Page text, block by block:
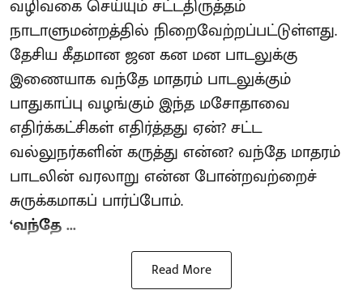
வழிவகை செய்யும் சட்டதிருத்தம்
நாடாளுமன்றத்தில் நிறைவேற்றப்பட்டுள்ளது.
தேசிய கீதமான ஜன கன மன பாடலுக்கு
இணையாக வந்தே மாதரம் பாடலுக்கும்
பாதுகாப்பு வழங்கும் இந்த மசோதாவை
எதிர்க்கட்சிகள் எதிர்த்தது ஏன்? சட்ட
வல்லுநர்களின் கருத்து என்ன? வந்தே மாதரம்
பாடலின் வரலாறு என்ன போன்றவற்றைச்
சுருக்கமாகப் பார்ப்போம்.
‘வந்தே ...
Read More